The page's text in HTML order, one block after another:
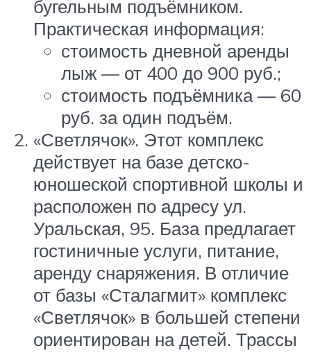
бугельным подъёмником.
Практическая информация:
стоимость дневной аренды
лыж — от 400 до 900 руб.;
стоимость подъёмника — 60
руб. за один подъём.
«Светлячок». Этот комплекс
действует на базе детско-
юношеской спортивной школы и
расположен по адресу ул.
Уральская, 95. База предлагает
гостиничные услуги, питание,
аренду снаряжения. В отличие
от базы «Сталагмит» комплекс
«Светлячок» в большей степени
ориентирован на детей. Трассы